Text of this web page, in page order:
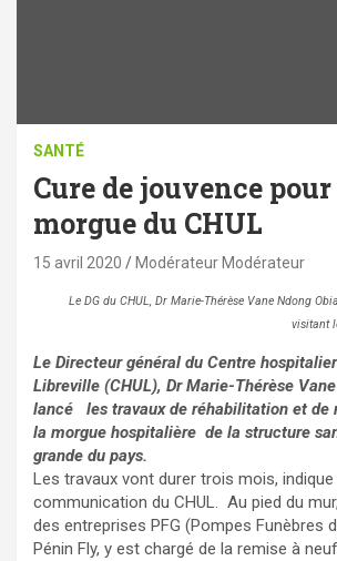
SANTÉ
Cure de jouvence
morgue du CHUL
15 avril 2020 Modérateur Modérateur
Le DG du CHUL, Dr Marie-Thérèse Vane Ndong
visitant
Le Directeur général du Centre
Libreville (CHUL), Dr Marie-Thérèse
lancé les travaux de réhabilitation et de
la morgue hospitalière de la structure
grande du pays.
Les travaux vont durer trois mois, indique
communication du CHUL. Au pied du
des entreprises PFG (Pompes Funèbres
Pénin Fly, y est chargé de la remise à